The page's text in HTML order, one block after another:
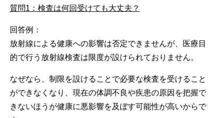
質問1：検査は何回受けても大丈夫？
回答例：
放射線による健康への影響は否定できませんが、医療目
的で行う放射線検査は限度が設けられておりません。
なぜなら、制限を設けることで必要な検査を受けること
ができなくなり、現在の体調不良や疾患の原因を把握で
きないほうが健康に悪影響を及ぼす可能性が高いからで